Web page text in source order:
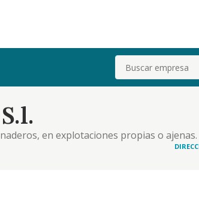
Buscar
en explotaciones propias o ajenas.